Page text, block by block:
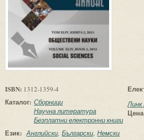
ISBN: 1312-1359-4
Каталог: Сборници
Научна литература
Безплатни електронни книги
Език: Английски Български Немски
Линк